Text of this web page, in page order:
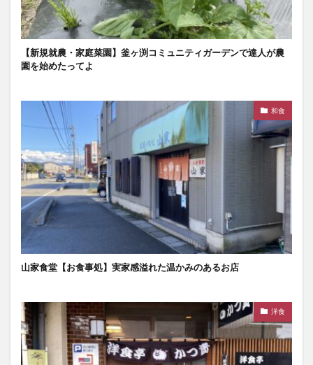
【新規就農・家庭菜園】釜ヶ渕コミュニティガーデンで達人が農
園を始めたってよ
和食
山家食堂【お食事処】実家感溢れた温かみのあるお店
洋食